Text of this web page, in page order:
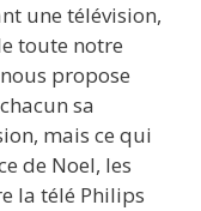
une télévision,
toute notre
propose
sa
mais ce qui
de Noel, les
la télé Philips